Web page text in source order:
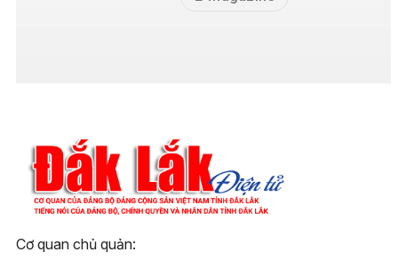
Cơ quan chủ quản: